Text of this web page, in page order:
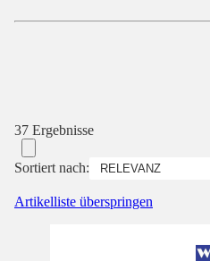
37 Ergebnisse
Sortiert nach:
Artikelliste überspringen